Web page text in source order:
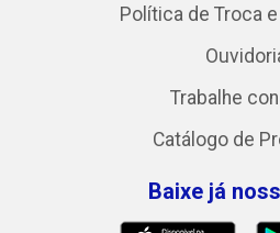
Política de Troca
Trabalhe
Catálogo de
Baixe já